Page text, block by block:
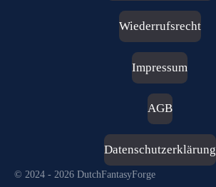
g
a
m
Wiederrufsrecht
Impressum
AGB
Datenschutzerklärung
© 2024 - 2026 DutchFantasyForge